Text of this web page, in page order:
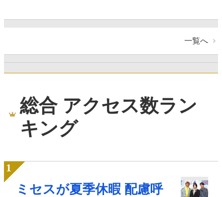
一覧へ
総合 アクセス数ラン
キング
ミセスが夏季休暇 配慮呼